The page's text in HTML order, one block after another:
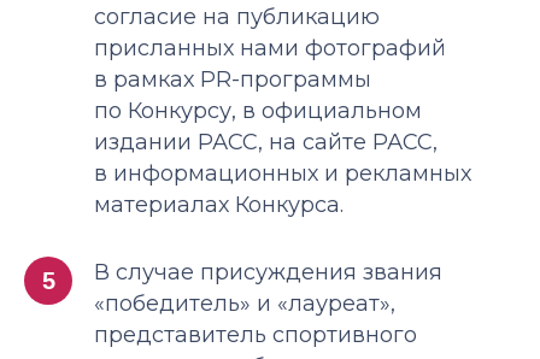
согласие на публикацию
присланных нами фотографий
в рамках PR-программы
по Конкурсу, в официальном
издании РАСС, на сайте РАСС,
в информационных и рекламных
материалах Конкурса.
5
В случае присуждения звания
«победитель» и «лауреат»,
представитель спортивного